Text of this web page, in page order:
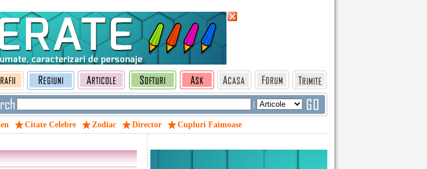
|
Citate Celebre Zodiac Director Cupluri Faimoase